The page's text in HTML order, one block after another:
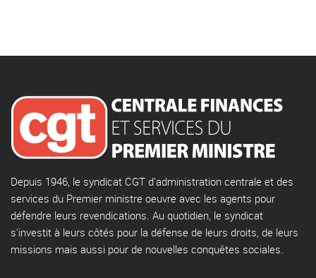
Depuis 1946, le syndicat CGT d'administration centrale et des
services du Premier ministre oeuvre avec les agents pour
défendre leurs revendications. Au quotidien, le syndicat
s'investit à leurs côtés pour la défense de leurs droits, de leurs
missions mais aussi pour de nouvelles conquêtes sociales.